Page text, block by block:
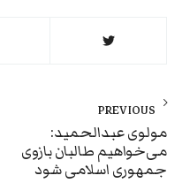
راهبری
نوشته
PREVIOUS
Previous
post:
مولوی عبدالحمید:
می‌خواهیم طالبان بازوی
جمهوری اسلامی شود